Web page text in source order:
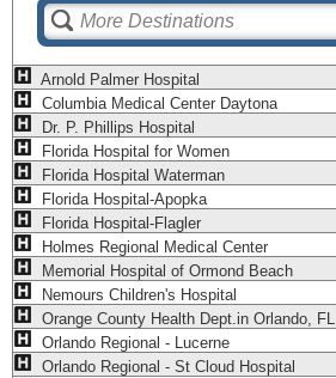
Arnold Palmer Hospital
Columbia Medical Center Daytona
Dr. P. Phillips Hospital
Florida Hospital for Women
Florida Hospital Waterman
Florida Hospital-Apopka
Florida Hospital-Flagler
Holmes Regional Medical Center
Memorial Hospital of Ormond Beach
Nemours Children's Hospital
Orange County Health Dept.in Orlando, FL
Orlando Regional - Lucerne
Orlando Regional - St Cloud Hospital